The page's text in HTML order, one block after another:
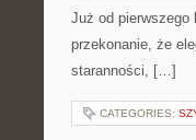
Już od
przekonanie, że
staranności, […]
CATEGORIES: